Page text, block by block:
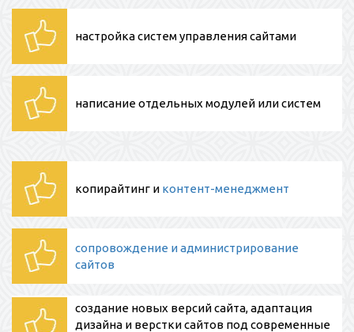
настройка систем управления сайтами
написание отдельных модулей или систем
копирайтинг и контент-менеджмент
сопровождение и администрирование
сайтов
создание новых версий сайта, адаптация
дизайна и верстки сайтов под современные